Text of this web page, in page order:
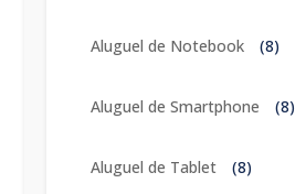
Aluguel de Notebook (8)
Aluguel de Smartphone (8)
Aluguel de Tablet (8)